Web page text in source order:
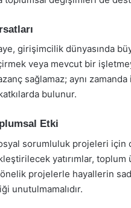
girişimcilik dünyasında
veya mevcut bir
sağlamaz; aynı
bulunur.
Etki
sorumluluk projeleri için
yatırımlar, toplum
projelerle hayallerin
unutulmamalıdır.